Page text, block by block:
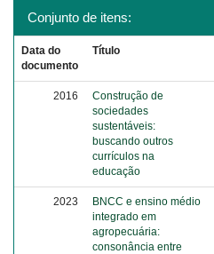
Conjunto de itens:
Data do
documento
Título
2016
Construção de
sociedades
sustentáveis:
buscando outros
currículos na
educação
2023
BNCC e ensino médio
integrado em
agropecuária:
consonância entre